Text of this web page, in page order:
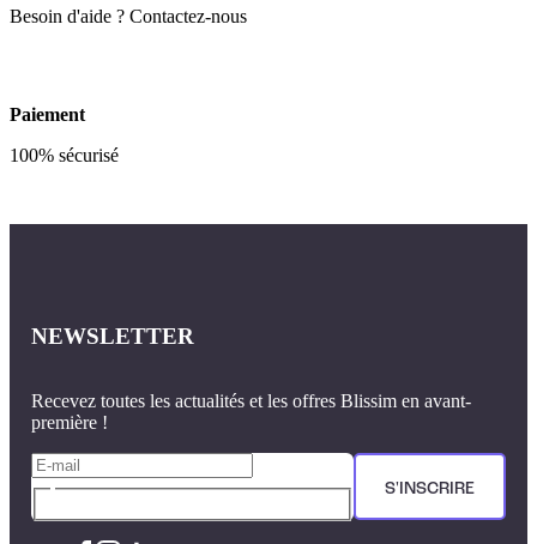
Besoin d'aide ? Contactez-nous
Paiement
100% sécurisé
NEWSLETTER
Recevez toutes les actualités et les offres Blissim en avant-
première !
S'INSCRIRE